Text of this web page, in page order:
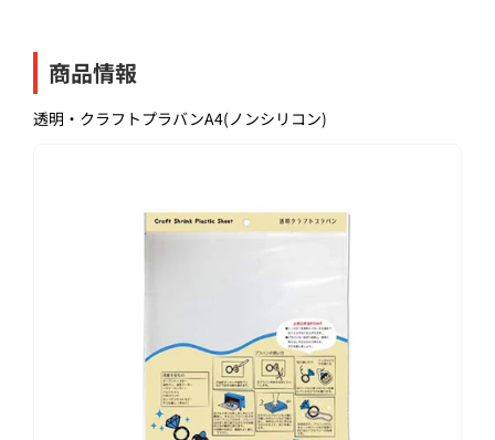
商品情報
透明・クラフトプラバンA4(ノンシリコン)